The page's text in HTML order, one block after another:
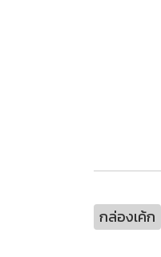
กล่องเค้ก